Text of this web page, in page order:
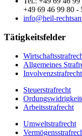
+49 69 46 99 80 -
info@heil-
Tätigkeitsfelder
Allgemeines
Involvenzstrafrecht
Steuerstrafrecht
Arbeitsstrafrecht
Umweltstrafrecht